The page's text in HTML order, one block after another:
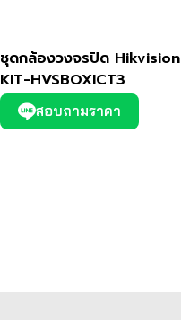
ชุดกล้องวงจรปิด Hikvision
KIT-HVSBOXICT3
สอบถามราคา